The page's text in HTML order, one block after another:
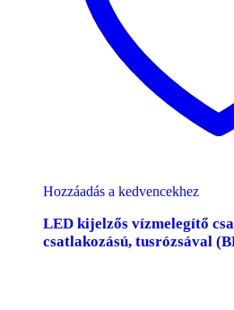
Hozzáadás a kedvencekhez
LED kijelzős vízmelegítő
csatlakozású, tusrózsával